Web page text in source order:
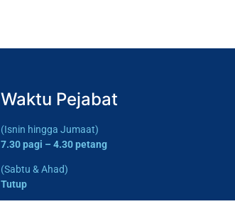
Waktu Pejabat
(Isnin hingga Jumaat)
7.30 pagi – 4.30 petang
(Sabtu & Ahad)
Tutup